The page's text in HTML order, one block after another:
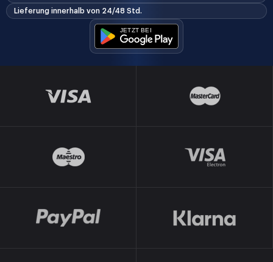
Lieferung innerhalb von 24/48 Std.